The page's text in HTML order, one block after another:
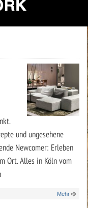
und ungesehene
Newcomer: Erleben
Ort. Alles in Köln vom
Mehr